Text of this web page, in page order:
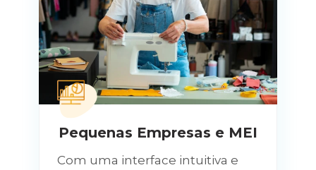
Pequenas Empresas e MEI
Com uma interface intuitiva e